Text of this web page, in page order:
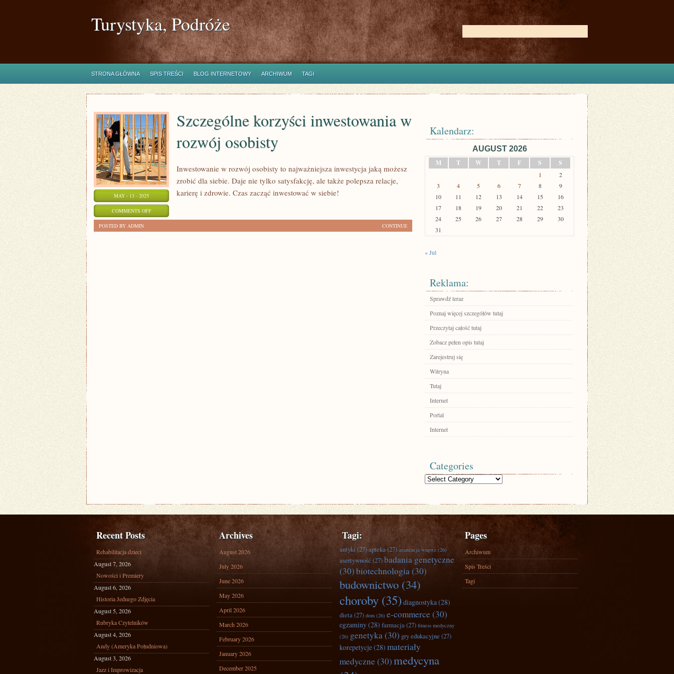
Turystyka, Podróże
STRONA GŁÓWNA SPIS TREŚCI BLOG INTERNETOWY ARCHIWUM TAGI
MAY - 13 - 2025
COMMENTS OFFON
Szczególne korzyści inwestowania w
rozwój osobisty
Inwestowanie w rozwój osobisty to najważniejsza inwestycja jaką możesz
zrobić dla siebie. Daje nie tylko satysfakcję, ale także polepsza relacje,
karierę i zdrowie. Czas zacząć inwestować w siebie!
CONTINUE
POSTED BY ADMIN
Kalendarz:
AUGUST 2026
M
T W T F S S
1
2
3
4 5 6 7 8
9
10
11 12 13 14 15
16
17
18 19 20 21 22
23
24
25 26 27 28 29
30
31
« Jul
Reklama:
Sprawdź teraz
Poznaj więcej szczegółów tutaj
Przeczytaj całość tutaj
Zobacz pełen opis tutaj
Zarejestruj się
Witryna
Tutaj
Internet
Portal
Internet
Categories
Categories
Recent Posts
Rehabilitacja dzieci
August 7, 2026
Nowości i Premiery
August 6, 2026
Historia Jednego Zdjęcia
August 5, 2026
Rubryka Czytelników
August 4, 2026
Andy (Ameryka Południowa)
August 3, 2026
Jazz i Improwizacja
Archives
August 2026
July 2026
June 2026
May 2026
April 2026
March 2026
February 2026
January 2026
December 2025
Tagi:
antyki(27)apteka(27) aranżacja wnętrz (26)
asertywność (27)badania genetyczne
(30)biotechnologia(30)
budownictwo (34)
choroby (35) diagnostyka(28)
dieta(27) dom (26) e-commerce (30)
egzaminy(28) farmacja(27) fitness medyczny
(26) genetyka(30) gry edukacyjne (27)
korepetycje(28) materiały
medyczne (30)medycyna
Pages
Archiwum
Spis Treści
Tagi